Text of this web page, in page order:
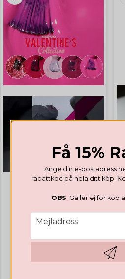
Få 15%
Ange din e-postadress
rabattkod på hela ditt köp.
OBS . Gäller ej för köp
email
Mejladress